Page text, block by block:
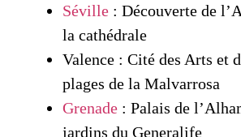
Séville: Découverte de
la cathédrale
Valence : Cité des Arts et
plages de la Malvarrosa
Grenade: Palais de
jardins du Generalife